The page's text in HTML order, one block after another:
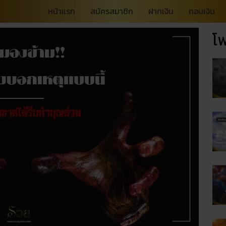
หน้าแรก สมัครสมาชิก ฝากเงิน ถอนเงิน
โ